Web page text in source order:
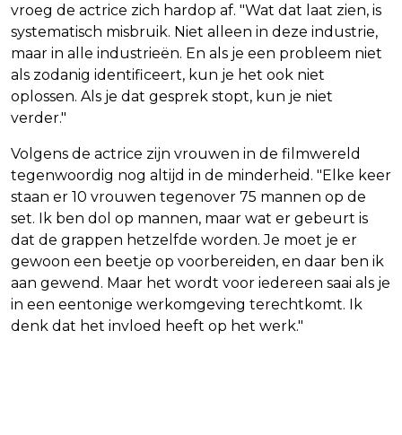
vroeg de actrice zich hardop af. "Wat dat laat zien, is
systematisch misbruik. Niet alleen in deze industrie,
maar in alle industrieën. En als je een probleem niet
als zodanig identificeert, kun je het ook niet
oplossen. Als je dat gesprek stopt, kun je niet
verder."
Volgens de actrice zijn vrouwen in de filmwereld
tegenwoordig nog altijd in de minderheid. "Elke keer
staan er 10 vrouwen tegenover 75 mannen op de
set. Ik ben dol op mannen, maar wat er gebeurt is
dat de grappen hetzelfde worden. Je moet je er
gewoon een beetje op voorbereiden, en daar ben ik
aan gewend. Maar het wordt voor iedereen saai als je
in een eentonige werkomgeving terechtkomt. Ik
denk dat het invloed heeft op het werk."